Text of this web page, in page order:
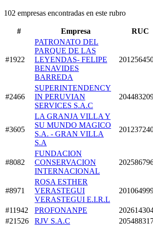
102 empresas encontradas en este rubro
# Empresa RUC
#1922
PATRONATO DEL
PARQUE DE LAS
LEYENDAS- FELIPE
BENAVIDES
BARREDA
#2466
SUPERINTENDENCY
IN PERUVIAN
SERVICES S.A.C
#3605
LA GRANJA VILLA Y
SU MUNDO MAGICO
S.A. - GRAN VILLA
S.A
#8082
FUNDACION
CONSERVACION
INTERNACIONAL
#8971
ROSA ESTHER
VERASTEGUI
VERASTEGUI E.I.R.L
#11942 PROFONANPE
#21526
RJV S.A.C